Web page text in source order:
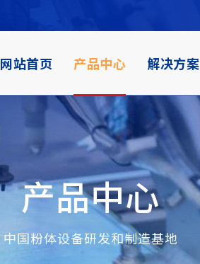
网站首页 产品中心 解决方案
产品中心
中国粉体设备研发和制造基地